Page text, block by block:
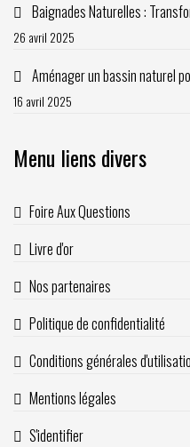
Baignades Naturelles :
26 avril 2025
Aménager un bassin naturel
16 avril 2025
Menu liens divers
Foire Aux Questions
Livre d'or
Nos partenaires
Politique de confidentialité
Conditions générales
Mentions légales
S'identifier